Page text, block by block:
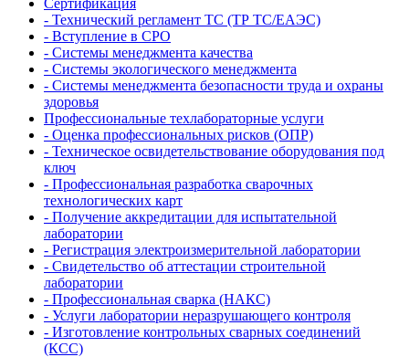
Сертификация
- Технический регламент ТС (ТР ТС/ЕАЭС)
- Вступление в СРО
- Системы менеджмента качества
- Системы экологического менеджмента
- Системы менеджмента безопасности труда и охраны
здоровья
Профессиональные техлабораторные услуги
- Оценка профессиональных рисков (ОПР)
- Техническое освидетельствование оборудования под
ключ
- Профессиональная разработка сварочных
технологических карт
- Получение аккредитации для испытательной
лаборатории
- Регистрация электроизмерительной лаборатории
- Свидетельство об аттестации строительной
лаборатории
- Профессиональная сварка (НАКС)
- Услуги лаборатории неразрушающего контроля
- Изготовление контрольных сварных соединений
(КСС)